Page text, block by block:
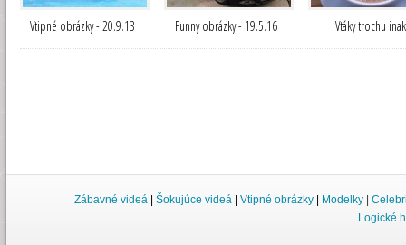
Vtipné obrázky - 20.9.13 Funny obrázky - 19.5.16 Vtáky trochu inak
Zábavné videá | Šokujúce videá | Vtipné obrázky | Modelky |
Logické